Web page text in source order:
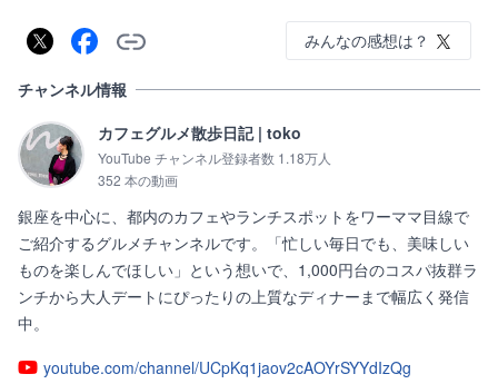
みんなの感想は？
チャンネル情報
カフェグルメ散歩日記 | toko
YouTube チャンネル登録者数 1.18万人
352 本の動画
銀座を中心に、都内のカフェやランチスポットをワーママ目線で
ご紹介するグルメチャンネルです。「忙しい毎日でも、美味しい
ものを楽しんでほしい」という想いで、1,000円台のコスパ抜群ラ
ンチから大人デートにぴったりの上質なディナーまで幅広く発信
中。
youtube.com/channel/UCpKq1jaov2cAOYrSYYdIzQg